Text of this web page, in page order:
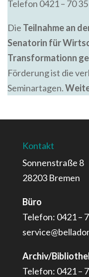
Telefon 0421 – 70
Die Teilnahme an
Senatorin für
Transformationn
Förderung ist die
Seminartagen.
Kontakt
Sonnenstraße 8
28203 Bremen
Büro
Telefon: 0421 –
Archiv/
Telefon: 0421 –